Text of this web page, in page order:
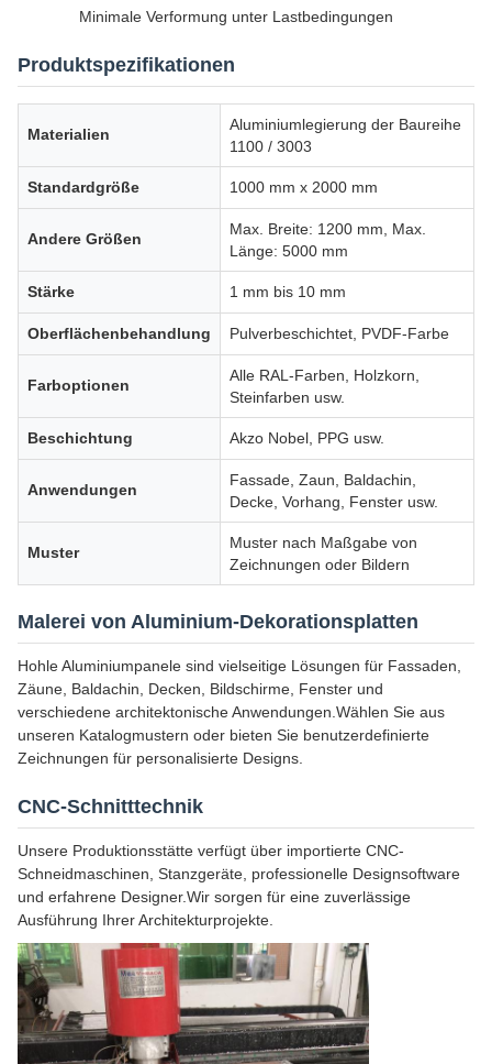
Minimale Verformung unter Lastbedingungen
Produktspezifikationen
Materialien
Aluminiumlegierung der Baureihe
1100 / 3003
Standardgröße 1000 mm x 2000 mm
Andere Größen
Max. Breite: 1200 mm, Max.
Länge: 5000 mm
Stärke 1 mm bis 10 mm
Oberflächenbehandlung Pulverbeschichtet, PVDF-Farbe
Farboptionen
Alle RAL-Farben, Holzkorn,
Steinfarben usw.
Beschichtung Akzo Nobel, PPG usw.
Anwendungen
Fassade, Zaun, Baldachin,
Decke, Vorhang, Fenster usw.
Muster
Muster nach Maßgabe von
Zeichnungen oder Bildern
Malerei von Aluminium-Dekorationsplatten
Hohle Aluminiumpanele sind vielseitige Lösungen für Fassaden,
Zäune, Baldachin, Decken, Bildschirme, Fenster und
verschiedene architektonische Anwendungen.Wählen Sie aus
unseren Katalogmustern oder bieten Sie benutzerdefinierte
Zeichnungen für personalisierte Designs.
CNC-Schnitttechnik
Unsere Produktionsstätte verfügt über importierte CNC-
Schneidmaschinen, Stanzgeräte, professionelle Designsoftware
und erfahrene Designer.Wir sorgen für eine zuverlässige
Ausführung Ihrer Architekturprojekte.